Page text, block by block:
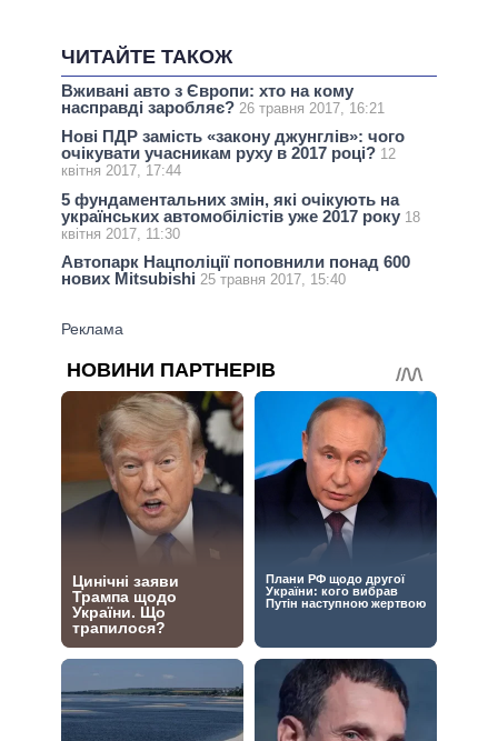
ЧИТАЙТЕ ТАКОЖ
Вживані авто з Європи: хто на кому
насправді заробляє? 26 травня 2017, 16:21
Нові ПДР замість «закону джунглів»: чого
очікувати учасникам руху в 2017 році? 12
квітня 2017, 17:44
5 фундаментальних змін, які очікують на
українських автомобілістів уже 2017 року 18
квітня 2017, 11:30
Автопарк Нацполіції поповнили понад 600
нових Mitsubishi 25 травня 2017, 15:40